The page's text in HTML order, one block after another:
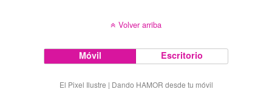
Volver arriba
Móvil Escritorio
El Pixel Ilustre | Dando HAMOR desde tu móvil